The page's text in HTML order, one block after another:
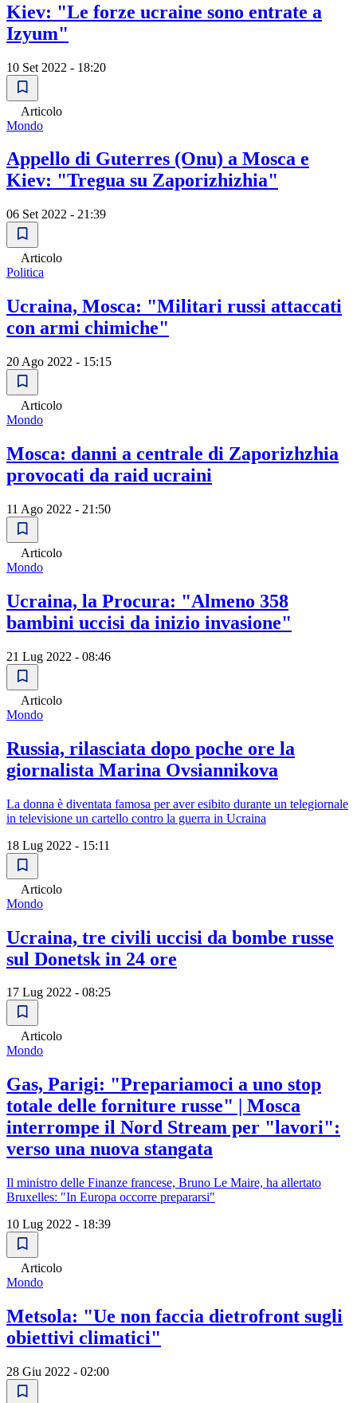
Kiev: "Le forze ucraine sono entrate a
Izyum"
10 Set 2022 - 18:20
Articolo
Mondo
Appello di Guterres (Onu) a Mosca e
Kiev: "Tregua su Zaporizhizhia"
06 Set 2022 - 21:39
Articolo
Politica
Ucraina, Mosca: "Militari russi attaccati
con armi chimiche"
20 Ago 2022 - 15:15
Articolo
Mondo
Mosca: danni a centrale di Zaporizhzhia
provocati da raid ucraini
11 Ago 2022 - 21:50
Articolo
Mondo
Ucraina, la Procura: "Almeno 358
bambini uccisi da inizio invasione"
21 Lug 2022 - 08:46
Articolo
Mondo
Russia, rilasciata dopo poche ore la
giornalista Marina Ovsiannikova
La donna è diventata famosa per aver esibito durante un telegiornale
in televisione un cartello contro la guerra in Ucraina
18 Lug 2022 - 15:11
Articolo
Mondo
Ucraina, tre civili uccisi da bombe russe
sul Donetsk in 24 ore
17 Lug 2022 - 08:25
Articolo
Mondo
Gas, Parigi: "Prepariamoci a uno stop
totale delle forniture russe" | Mosca
interrompe il Nord Stream per "lavori":
verso una nuova stangata
Il ministro delle Finanze francese, Bruno Le Maire, ha allertato
Bruxelles: "In Europa occorre prepararsi"
10 Lug 2022 - 18:39
Articolo
Mondo
Metsola: "Ue non faccia dietrofront sugli
obiettivi climatici"
28 Giu 2022 - 02:00